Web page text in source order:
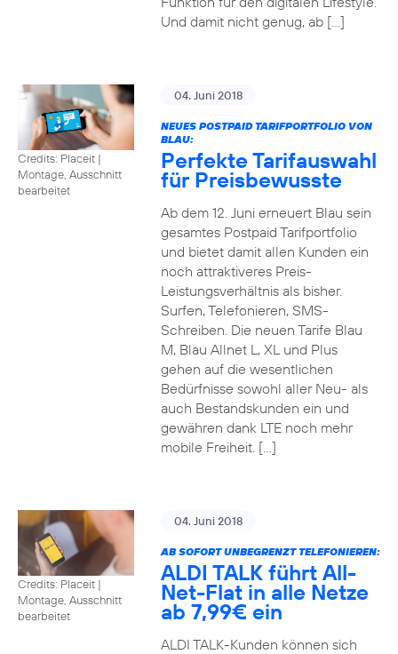
Und damit nicht genug, ab […]
Credits: Placeit |
Montage, Ausschnitt
bearbeitet
04. Juni 2018
NEUES POSTPAID TARIFPORTFOLIO VON
BLAU:
Perfekte Tarifauswahl
für Preisbewusste
Ab dem 12. Juni erneuert Blau sein
gesamtes Postpaid Tarifportfolio
und bietet damit allen Kunden ein
noch attraktiveres Preis-
Leistungsverhältnis als bisher.
Surfen, Telefonieren, SMS-
Schreiben. Die neuen Tarife Blau
M, Blau Allnet L, XL und Plus
gehen auf die wesentlichen
Bedürfnisse sowohl aller Neu- als
auch Bestandskunden ein und
gewähren dank LTE noch mehr
mobile Freiheit. […]
Credits: Placeit |
Montage, Ausschnitt
bearbeitet
04. Juni 2018
AB SOFORT UNBEGRENZT TELEFONIEREN:
ALDI TALK führt All-
Net-Flat in alle Netze
ab 7,99€ ein
ALDI TALK-Kunden können sich